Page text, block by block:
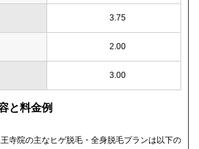
3.75
2.00
3.00
と料金例
寺院の主なヒゲ脱毛・全身脱毛プランは以下の